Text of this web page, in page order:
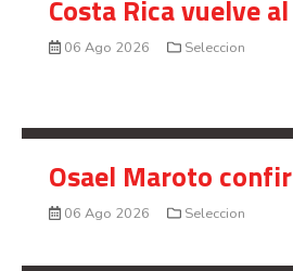
Costa Rica vuelve
06 Ago 2026 Seleccion
Osael Maroto
06 Ago 2026 Seleccion